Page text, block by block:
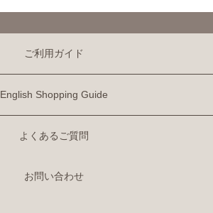
ご利用ガイド
English Shopping Guide
よくあるご質問
お問い合わせ